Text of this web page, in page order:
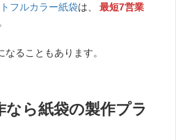
フルカラー紙袋は、
最短7営業
ることもあります。
なら紙袋の製作プラ